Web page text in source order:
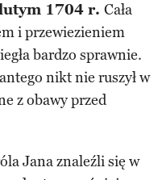
1704 r. Cała
i przewiezieniem
bardzo sprawnie.
nikt nie ruszył w
z obawy przed
Jana znaleźli się w